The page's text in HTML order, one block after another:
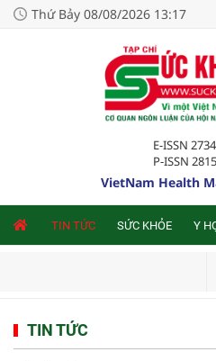
Thứ Bảy 08/08/2026 13:17
E-ISSN
P-ISSN
VietNam Health
TIN TỨC SỨC KHỎE Y
TIN TỨC